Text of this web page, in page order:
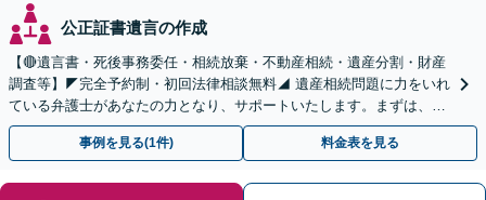
公正証書遺言の作成
【🔴遺言書・死後事務委任・相続放棄・不動産相続・遺産分割・財産
調査等】◤完全予約制・初回法律相談無料◢ 遺産相続問題に力をいれ
ている弁護士があなたの力となり、サポートいたします。まずは、お
気軽にお問い合わせください。
事例を見る(1件) 料金表を見る